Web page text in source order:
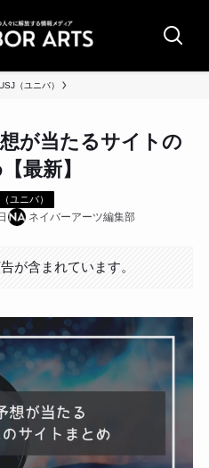
（ユニバ）
が当たるサイトの
最新】
ユニバ）
ネイバーアーツ編集部
が含まれています。